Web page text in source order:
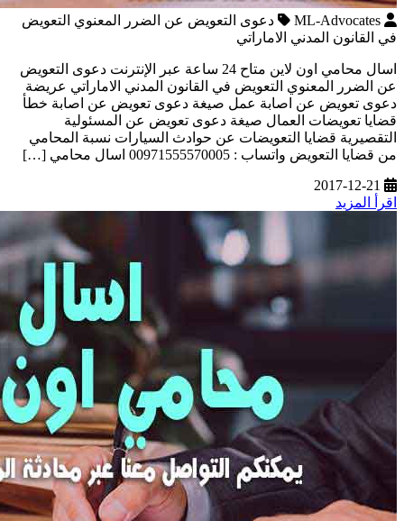
ML-Advocates
دعوى التعويض عن الضرر المعنوي التعويض
في القانون المدني الاماراتي
اسال محامي اون لاين متاح 24 ساعة عبر الإنترنت دعوى التعويض
عن الضرر المعنوي التعويض في القانون المدني الاماراتي عريضة
دعوى تعويض عن اصابة عمل صيغة دعوى تعويض عن اصابة خطأ
قضايا تعويضات العمال صيغة دعوى تعويض عن المسئولية
التقصيرية قضايا التعويضات عن حوادث السيارات نسبة المحامي
من قضايا التعويض واتساب : 00971555570005 اسال محامي […]
2017-12-21
اقرأ المزيد